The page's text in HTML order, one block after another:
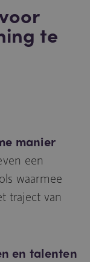
te
manier
een
waarmee
traject van
en talenten